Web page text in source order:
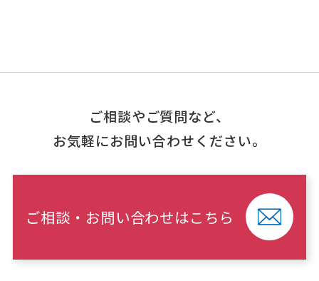
ご相談やご質問など、
お気軽にお問い合わせください。
ご相談・お問い合わせはこちら